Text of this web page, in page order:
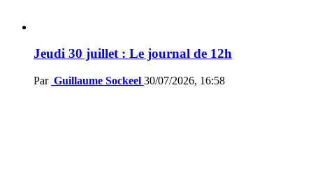
Jeudi 30 juillet : Le journal de 12h
Par Guillaume Sockeel 30/07/2026, 16:58